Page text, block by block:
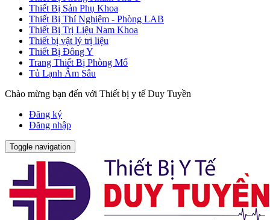
Thiết Bị Sản Phụ Khoa
Thiết Bị Thí Nghiệm - Phòng LAB
Thiết Bị Trị Liệu Nam Khoa
Thiết bị vật lý trị liệu
Thiết Bị Đông Y
Trang Thiết Bị Phòng Mổ
Tủ Lạnh Âm Sâu
Chào mừng bạn đến với Thiết bị y tế Duy Tuyền
Đăng ký
Đăng nhập
Toggle navigation